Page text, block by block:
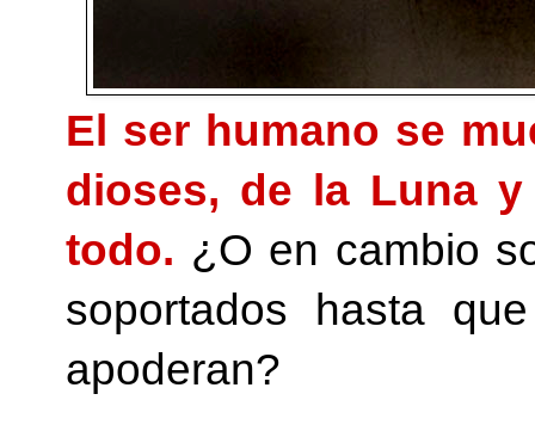
El ser humano se
dioses, de la Luna
todo. ¿O en cambio
soportados hasta
apoderan?